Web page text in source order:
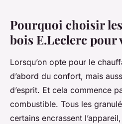
Pourquoi choisir
bois E.Leclerc pour
Lorsqu’on opte pour le
d’abord du confort, mais
d’esprit. Et cela commence
combustible. Tous les
certains encrassent